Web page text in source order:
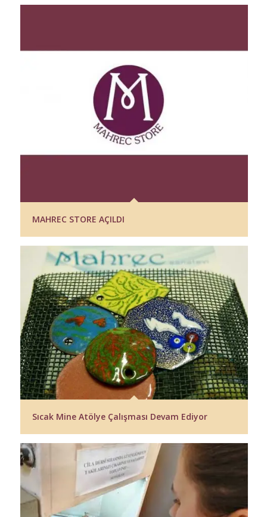
MAHREC STORE AÇILDI
Sıcak Mine Atölye Çalışması Devam Ediyor